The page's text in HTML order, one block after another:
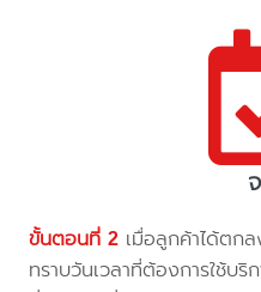
ขั้นตอนที่ 2 เมื่อลูกค้าได้ตกล
ทราบวันเวลาที่ต้องการใช้บ